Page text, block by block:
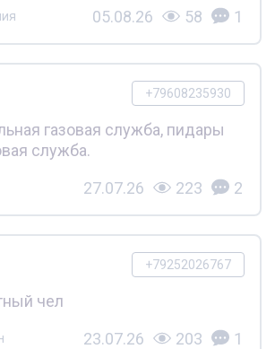
05.08.26 58 1
+79608235930
газовая служба, пидары
служба.
27.07.26 223 2
+79252026767
чел
23.07.26 203 1